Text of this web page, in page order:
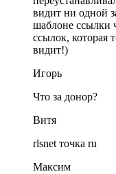
видит ни одной
шаблоне ссылки
ссылок, которая
видит!)
Игорь
Что за донор?
Витя
rlsnet точка ru
Максим